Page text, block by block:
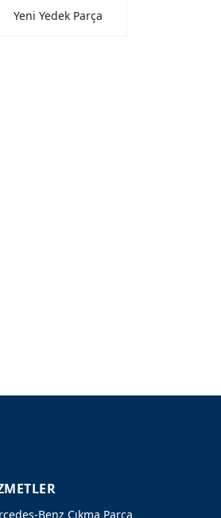
Yeni Yedek Parça
Benz Çıkma Parça